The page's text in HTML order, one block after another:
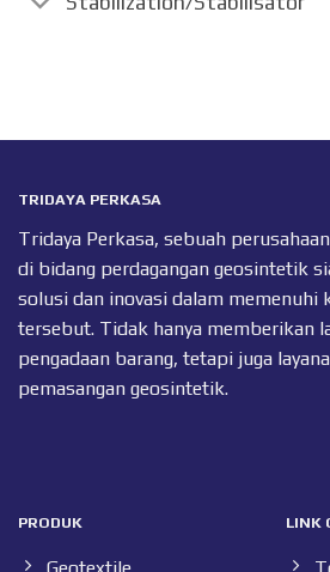
TRIDAYA PERKASA
Tridaya Perkasa, sebuah
di bidang perdagangan geosintetik
solusi dan inovasi dalam memenuhi
tersebut. Tidak hanya memberikan
pengadaan barang, tetapi juga
pemasangan geosintetik.
PRODUK LINK